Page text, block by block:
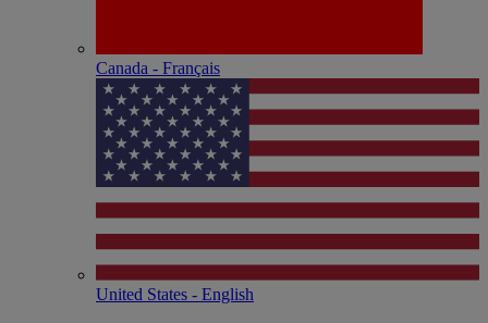
Canada - Français
United States - English